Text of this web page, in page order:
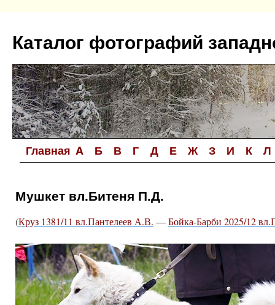
содержимому
Каталог фотографий
Главная A Б В Г Д Е Ж З И К Л
Мушкет вл.Битеня П.Д.
(Круз 1381/11 вл.Пантелеев А.В. —Бойка-Барби 2025/12